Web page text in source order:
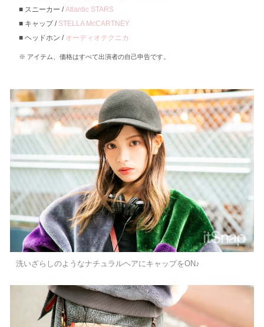
スニーカー /Atlantic STARS
キャップ / STELLA McCARTNEY
ヘッドホン / オーディオテクニカ
アイテム、価格はすべて出演者の自己申告です。
洗いざらしのようなナチュラルヘアにキャップをON♪